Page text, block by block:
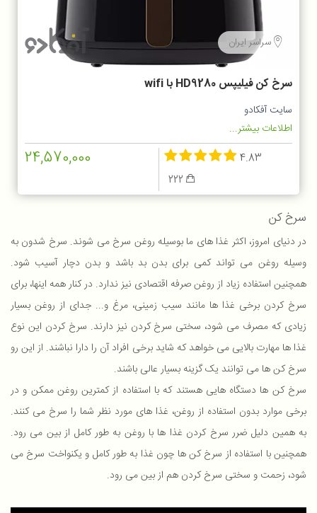
سراسر ایران
سرخ کن فیلیپس HD9280 با wifi
سایت آفکادو
اطلاعات بیشتر...
4.83
222
24,570,000
سرخ کن
در دنیای امروز، اکثر غذا های ما بوسیله روغن سرخ می شوند. سرخ شدون به
وسیله روغن می تواند کمی برای بدن بد باشد و بدن دچار آسیب شود.
همچنین استفاده زیاد از روغن صرفه اقتصادی نیز ندارد. در کنار همه اینها، برای
سرخ کردن برخی غذا ها مانند سیب زمینی، مرغ و... جدای از روغن بسیار
زیادی که مصرف می شود، سختی سرخ کردن نیز دارند. سرخ کردن این نوع
غذا ها مهارت بالایی می خواهد که شاید برخی افراد آن را دارا نباشند. از این رو
سرخ کن ها می توانند یک گزینه بسیار عالی باشند.
سرخ کن ها دستگاه هایی هستند که با استفاده از کمترین روغن ممکن و در
برخی موارد بدون استفاده از روغن، غذا های مورد نظر شما را سرخ می کنند.
به همین دلیل ضرر سرخ کردن غذا ها با روغن به طور کامل از بین می رود.
همچنین با استفاده از سرخ کن ها چون غذا به طور کامل و یکنواخت سرخ می
شود، زحمت و سختی سرخ کردن هم از بین می رود.